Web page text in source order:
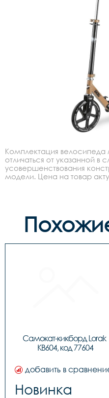
Комплектация велосипеда
отличаться от указанной в
усовершенствования
модели. Цена на товар
Самокат-кикборд Lorak
KB604, код 77604
добавить в
Новинка